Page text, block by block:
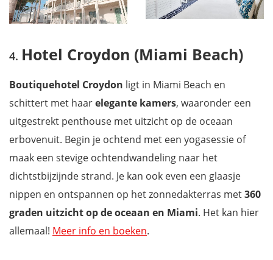
Hotel Croydon (Miami Beach)
Boutiquehotel Croydon ligt in Miami Beach en
schittert met haarelegante kamers, waaronder een
uitgestrekt penthouse met uitzicht op de oceaan
erbovenuit. Begin je ochtend met een yogasessie of
maak een stevige ochtendwandeling naar het
dichtstbijzijnde strand. Je kan ook even een glaasje
nippen en ontspannen op het zonnedakterras met360
graden uitzicht op de oceaan en Miami. Het kan hier
allemaal! Meer info en boeken.